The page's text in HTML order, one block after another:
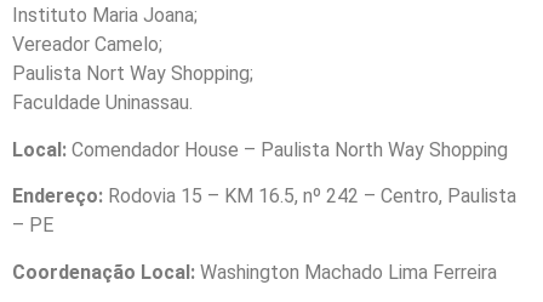
Instituto Maria Joana;
Vereador Camelo;
Paulista Nort Way Shopping;
Faculdade Uninassau.
Local: Comendador House – Paulista North Way Shopping
Endereço: Rodovia 15 – KM 16.5, nº 242 – Centro, Paulista
– PE
Coordenação Local: Washington Machado Lima Ferreira